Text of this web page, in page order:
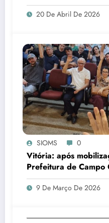
20 De Abril De 2026
SIOMS 0
Vitória: após
Prefeitura de Campo
reposicionamento do
dentistas
9 De Março De 2026